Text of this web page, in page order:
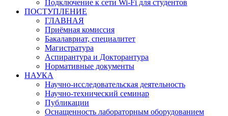
Подключение к сети Wi-Fi для студентов
ПОСТУПЛЕНИЕ
ГЛАВНАЯ
Приёмная комиссия
Бакалавриат, специалитет
Магистратура
Аспирантура и Докторантура
Нормативные документы
НАУКА
Научно-исследовательская деятельность
Научно-технический семинар
Публикации
Оснащенность лабораторным оборудованием